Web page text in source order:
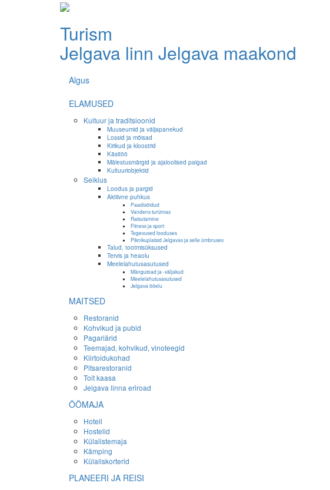
Turism
Jelgava linn Jelgava maakond
Algus
ELAMUSED
Kultuur ja traditsioonid
Muuseumid ja väljapanekud
Lossid ja mõisad
Kirikud ja kloostrid
Käsitöö
Mälestusmärgid ja ajaloolised paigad
Kultuuriobjektid
Seiklus
Loodus ja pargid
Aktiivne puhkus
Paadisõidud
Vandens turizmas
Ratsutamine
Fitness ja sport
Tegevused looduses
Piknikuplatsid Jelgavas ja selle ümbruses
Talud, tootmisüksused
Tervis ja heaolu
Meelelahutusasutused
Mängutoad ja -väljakud
Meelelahutusasutused
Jelgava ööelu
MAITSED
Restoranid
Kohvikud ja pubid
Pagariärid
Teemajad, kohvikud, vinoteegid
Kiirtoidukohad
Pitsarestoranid
Toit kaasa
Jelgava linna eriroad
ÖÖMAJA
Hotell
Hostelid
Külalistemaja
Kämping
Külaliskorterid
PLANEERI JA REISI